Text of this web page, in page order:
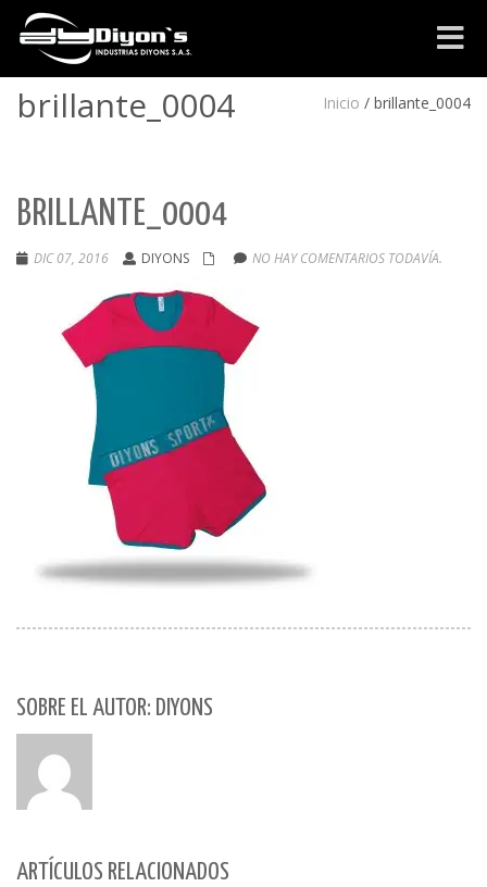
brillante_0004 Inicio / brillante_0004
BRILLANTE_0004
DIC 07, 2016 DIYONS NO HAY COMENTARIOS TODAVÍA.
SOBRE EL AUTOR: DIYONS
ARTÍCULOS RELACIONADOS